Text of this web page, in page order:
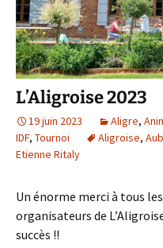
L’Aligroise 2023
19 juin 2023 Aligre,
IDF, Tournoi Aligroise,
Etienne Ritaly
Un énorme merci à tous
organisateurs de
succès !!